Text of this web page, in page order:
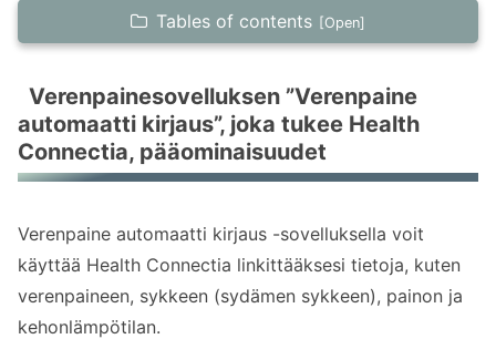
Tables of contents
automaatti kirjaus”, joka tukee Health
Connectia, pääominaisuudet
Vie verenpaine- ja syketiedot Health
Tuo verenpaine-, syke- ja sydämen
syketiedot muista sovelluksista Health
Connectin kautta
Verenpainesovelluksen ”Verenpaine
automaatti kirjaus”, joka tukee Health
Connectia, pääominaisuudet
Verenpaine automaatti kirjaus -sovelluksella voit
käyttää Health Connectia linkittääksesi tietoja, kuten
verenpaineen, sykkeen (sydämen sykkeen), painon ja
kehonlämpötilan.